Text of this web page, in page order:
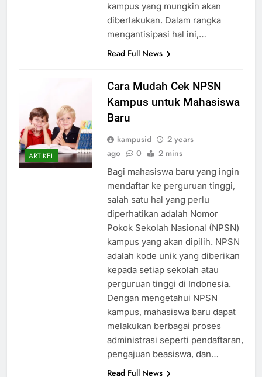
kampus yang mungkin akan
diberlakukan. Dalam rangka
mengantisipasi hal ini,…
Read Full News
ARTIKEL
Cara Mudah Cek NPSN
Kampus untuk Mahasiswa
Baru
kampusid
2 years
ago
0 2 mins
Bagi mahasiswa baru yang ingin
mendaftar ke perguruan tinggi,
salah satu hal yang perlu
diperhatikan adalah Nomor
Pokok Sekolah Nasional (NPSN)
kampus yang akan dipilih. NPSN
adalah kode unik yang diberikan
kepada setiap sekolah atau
perguruan tinggi di Indonesia.
Dengan mengetahui NPSN
kampus, mahasiswa baru dapat
melakukan berbagai proses
administrasi seperti pendaftaran,
pengajuan beasiswa, dan…
Read Full News